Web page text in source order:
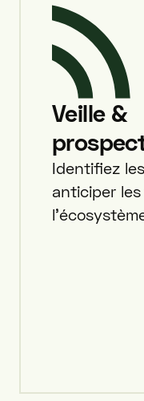
Veille &
Identifiez
anticiper